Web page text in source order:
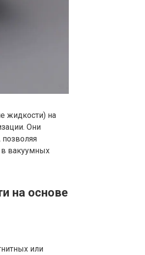
жидкости) на
Они
вакуумных
на основе
или